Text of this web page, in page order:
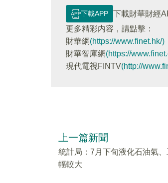
下載APP
下載財華財經
更多精彩内容，請點擊：
財華網(https://www.finet.hk/)
財華智庫網(https://
現代電視FINTV(http://
上一篇新聞
統計局：7月下旬液化石油氣
幅較大